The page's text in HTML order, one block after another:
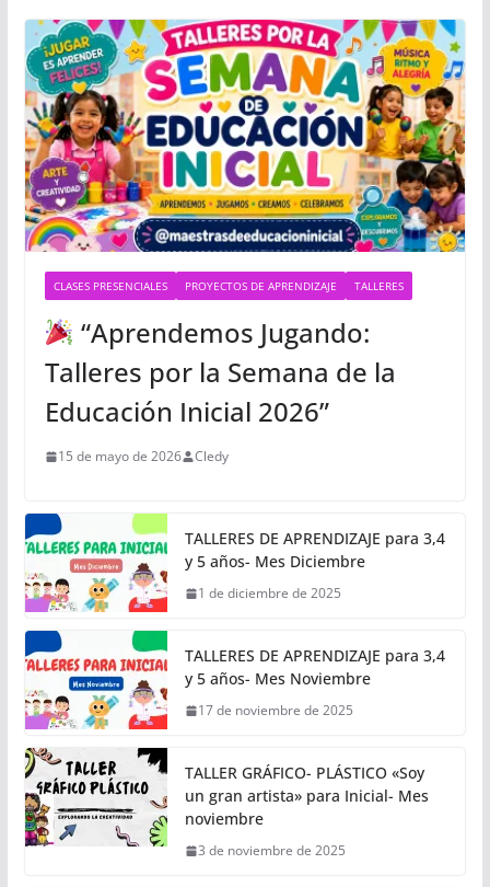
CLASES PRESENCIALES PROYECTOS DE APRENDIZAJE TALLERES
“Aprendemos Jugando:
Talleres por la Semana de la
Educación Inicial 2026”
15 de mayo de 2026 Cledy
TALLERES DE APRENDIZAJE para 3,4
y 5 años- Mes Diciembre
1 de diciembre de 2025
TALLERES DE APRENDIZAJE para 3,4
y 5 años- Mes Noviembre
17 de noviembre de 2025
TALLER GRÁFICO- PLÁSTICO «Soy
un gran artista» para Inicial- Mes
noviembre
3 de noviembre de 2025